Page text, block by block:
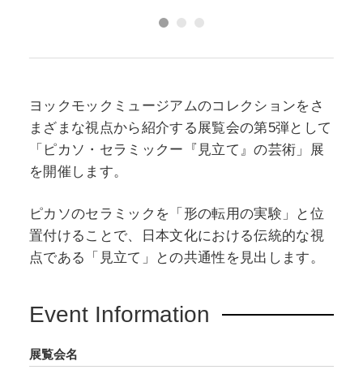
ヨックモックミュージアムのコレクションをさ
まざまな視点から紹介する展覧会の第5弾として
「ピカソ・セラミックー『見立て』の芸術」展
を開催します。
ピカソのセラミックを「形の転用の実験」と位
置付けることで、日本文化における伝統的な視
点である「見立て」との共通性を見出します。
Event Information
展覧会名